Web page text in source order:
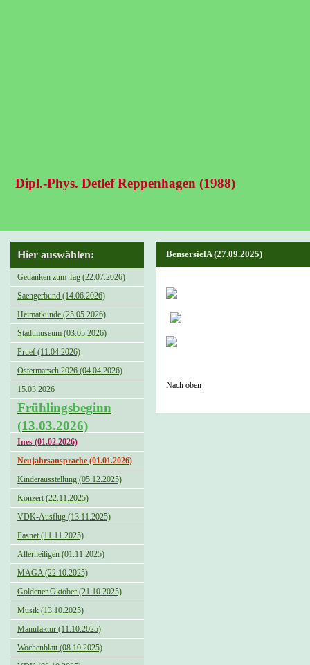
Dipl.-Phys. Detlef Reppenhagen (1988)
Hier auswählen:
Gedanken zum Tag (22.07.2026)
Saengerbund (14.06.2026)
Heimatkunde (25.05.2026)
Stadtmuseum (03.05.2026)
Pruef (11.04.2026)
Ostermarsch 2026 (04.04.2026)
15.03.2026
Frühlingsbeginn
(13.03.2026)
Ines (01.02.2026)
Neujahrsansprache (01.01.2026)
Kinderausstellung (05.12.2025)
Konzert (22.11.2025)
VDK-Ausflug (13.11.2025)
Fasnet (11.11.2025)
Allerheiligen (01.11.2025)
MAGA (22.10.2025)
Goldener Oktober (21.10.2025)
Musik (13.10.2025)
Manufaktur (11.10.2025)
Wochenblatt (08.10.2025)
BensersielA (27.09.2025)
Nach oben